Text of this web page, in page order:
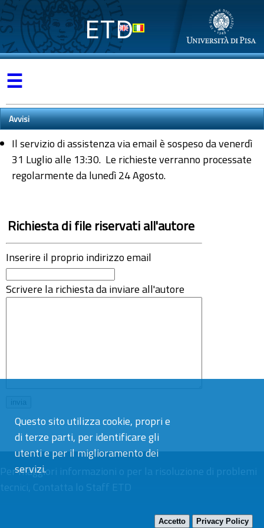
Questo sito utilizza cookie, propri e
di terze parti, per identificare gli
utenti e per il miglioramento dei
servizi.
Accetto Privacy Policy
ETD
☰
Avvisi
Il servizio di assistenza via email è sospeso da venerdì
31 Luglio alle 13:30. Le richieste verranno processate
regolarmente da lunedì 24 Agosto.
Richiesta di file riservati all'autore
Inserire il proprio indirizzo email
Scrivere la richiesta da inviare all'autore
Per maggiori informazioni o per la risoluzione di problemi
tecnici, Contatta lo Staff ETD